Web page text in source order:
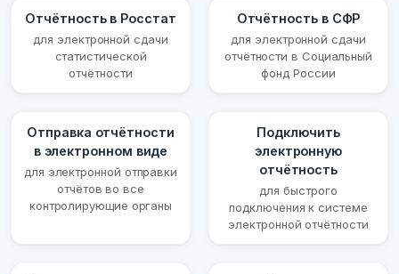
Отчётность в Росстат
для электронной сдачи
статистической
отчётности
Отчётность в СФР
для электронной сдачи
отчётности в Социальный
фонд России
Отправка отчётности
в электронном виде
для электронной отправки
отчётов во все
контролирующие органы
Подключить
электронную
отчётность
для быстрого
подключения к системе
электронной отчётности